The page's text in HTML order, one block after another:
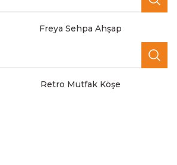
Freya Sehpa Ahşap
Retro Mutfak Köşe